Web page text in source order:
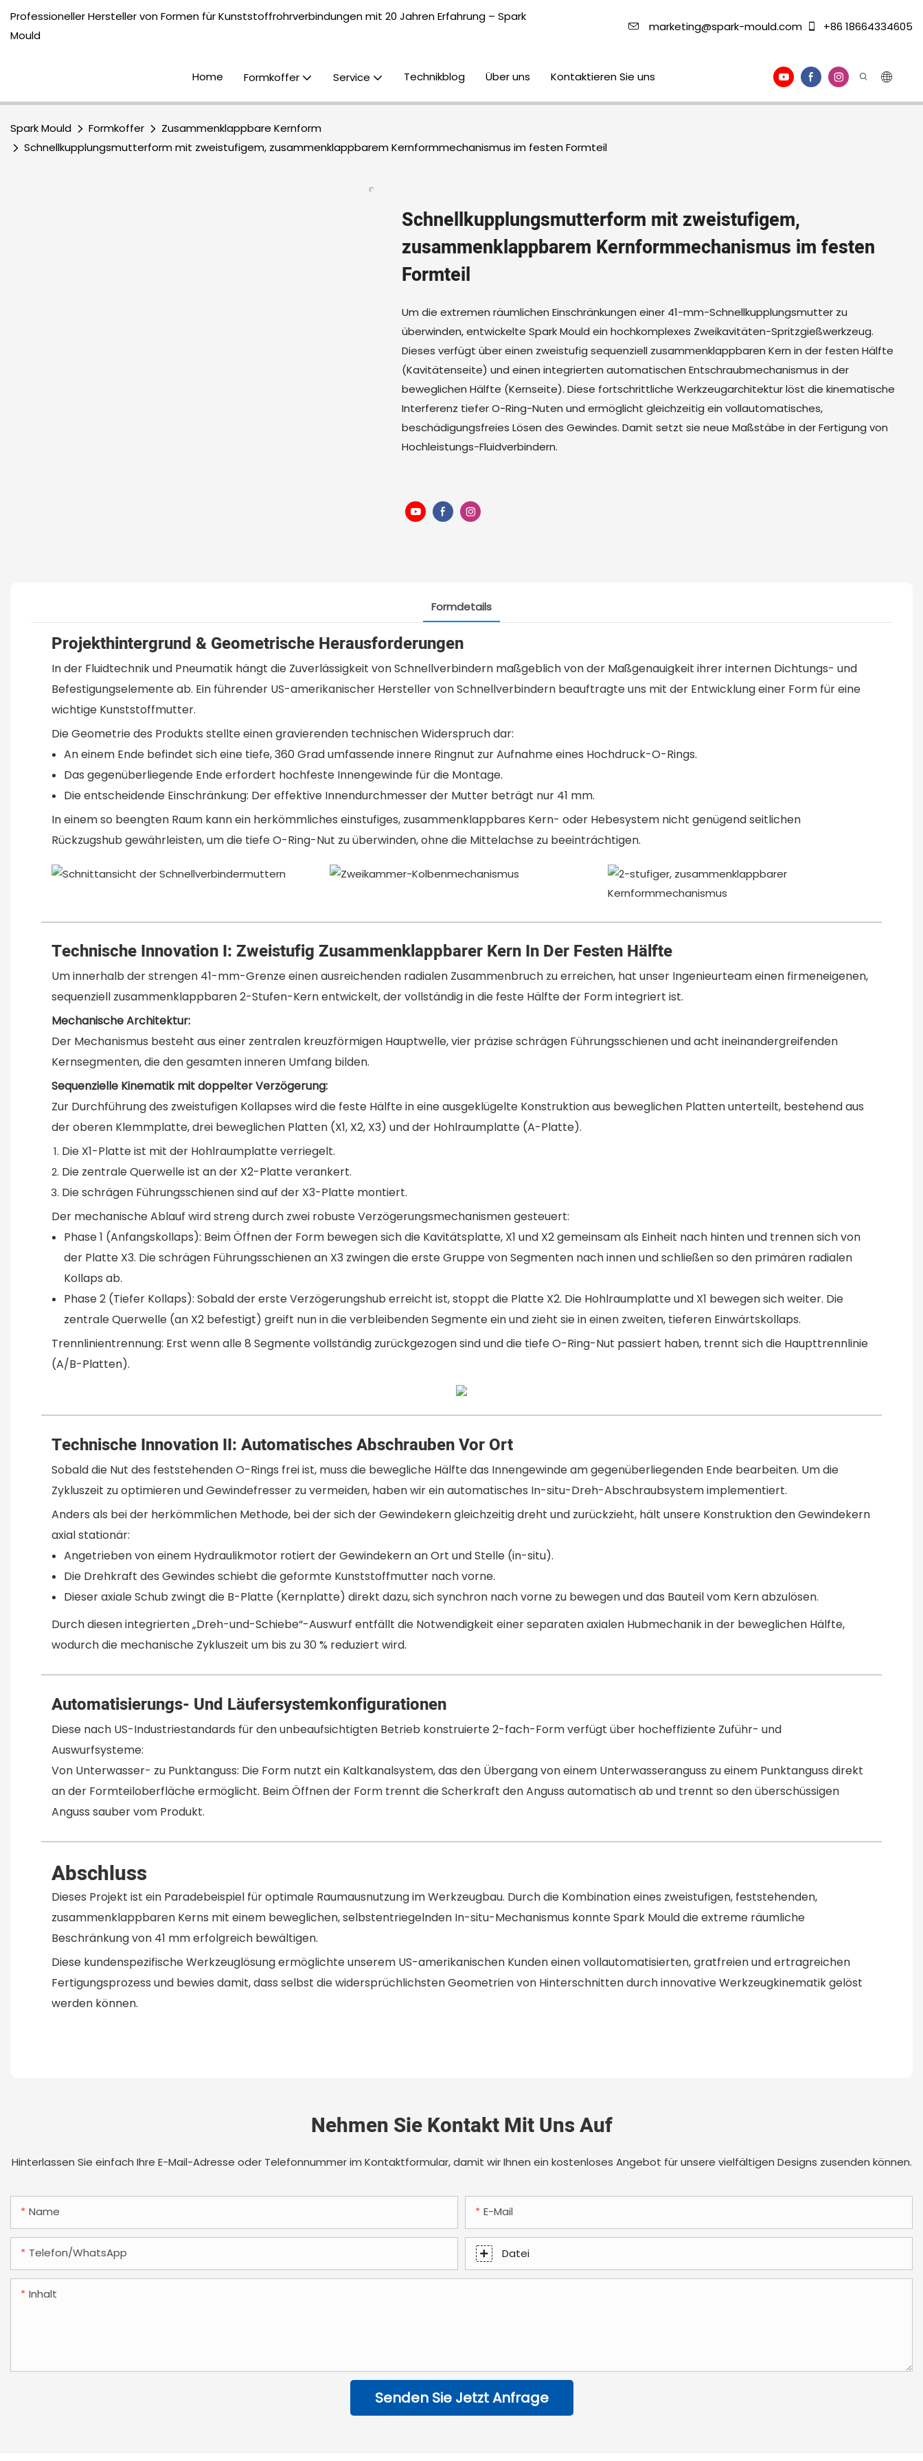
Professioneller Hersteller von Formen für Kunststoffrohrverbindungen mit 20 Jahren Erfahrung – Spark
Mould
marketing@spark-mould.com +86 18664334605
Home Formkoffer Service Technikblog Über uns Kontaktieren Sie uns
Spark Mould Formkoffer
Zusammenklappbare Kernform
Schnellkupplungsmutterform mit zweistufigem, zusammenklappbarem Kernformmechanismus im festen Formteil
Schnellkupplungsmutterform mit zweistufigem,
zusammenklappbarem Kernformmechanismus im festen
Formteil
Um die extremen räumlichen Einschränkungen einer 41-mm-Schnellkupplungsmutter zu
überwinden, entwickelte Spark Mould ein hochkomplexes Zweikavitäten-Spritzgießwerkzeug.
Dieses verfügt über einen zweistufig sequenziell zusammenklappbaren Kern in der festen Hälfte
(Kavitätenseite) und einen integrierten automatischen Entschraubmechanismus in der
beweglichen Hälfte (Kernseite). Diese fortschrittliche Werkzeugarchitektur löst die kinematische
Interferenz tiefer O-Ring-Nuten und ermöglicht gleichzeitig ein vollautomatisches,
beschädigungsfreies Lösen des Gewindes. Damit setzt sie neue Maßstäbe in der Fertigung von
Hochleistungs-Fluidverbindern.
Formdetails
Projekthintergrund & Geometrische Herausforderungen
In der Fluidtechnik und Pneumatik hängt die Zuverlässigkeit von Schnellverbindern maßgeblich von der Maßgenauigkeit ihrer internen Dichtungs- und
Befestigungselemente ab. Ein führender US-amerikanischer Hersteller von Schnellverbindern beauftragte uns mit der Entwicklung einer Form für eine
wichtige Kunststoffmutter.
Die Geometrie des Produkts stellte einen gravierenden technischen Widerspruch dar:
An einem Ende befindet sich eine tiefe, 360 Grad umfassende innere Ringnut zur Aufnahme eines Hochdruck-O-Rings.
Das gegenüberliegende Ende erfordert hochfeste Innengewinde für die Montage.
Die entscheidende Einschränkung: Der effektive Innendurchmesser der Mutter beträgt nur 41 mm.
In einem so beengten Raum kann ein herkömmliches einstufiges, zusammenklappbares Kern- oder Hebesystem nicht genügend seitlichen
Rückzugshub gewährleisten, um die tiefe O-Ring-Nut zu überwinden, ohne die Mittelachse zu beeinträchtigen.
Technische Innovation I: Zweistufig Zusammenklappbarer Kern In Der Festen Hälfte
Um innerhalb der strengen 41-mm-Grenze einen ausreichenden radialen Zusammenbruch zu erreichen, hat unser Ingenieurteam einen firmeneigenen,
sequenziell zusammenklappbaren 2-Stufen-Kern entwickelt, der vollständig in die feste Hälfte der Form integriert ist.
Mechanische Architektur:
Der Mechanismus besteht aus einer zentralen kreuzförmigen Hauptwelle, vier präzise schrägen Führungsschienen und acht ineinandergreifenden
Kernsegmenten, die den gesamten inneren Umfang bilden.
Sequenzielle Kinematik mit doppelter Verzögerung:
Zur Durchführung des zweistufigen Kollapses wird die feste Hälfte in eine ausgeklügelte Konstruktion aus beweglichen Platten unterteilt, bestehend aus
der oberen Klemmplatte, drei beweglichen Platten (X1, X2, X3) und der Hohlraumplatte (A-Platte).
Die X1-Platte ist mit der Hohlraumplatte verriegelt.
Die zentrale Querwelle ist an der X2-Platte verankert.
Die schrägen Führungsschienen sind auf der X3-Platte montiert.
Der mechanische Ablauf wird streng durch zwei robuste Verzögerungsmechanismen gesteuert:
Phase 1 (Anfangskollaps): Beim Öffnen der Form bewegen sich die Kavitätsplatte, X1 und X2 gemeinsam als Einheit nach hinten und trennen sich von
der Platte X3. Die schrägen Führungsschienen an X3 zwingen die erste Gruppe von Segmenten nach innen und schließen so den primären radialen
Kollaps ab.
Phase 2 (Tiefer Kollaps): Sobald der erste Verzögerungshub erreicht ist, stoppt die Platte X2. Die Hohlraumplatte und X1 bewegen sich weiter. Die
zentrale Querwelle (an X2 befestigt) greift nun in die verbleibenden Segmente ein und zieht sie in einen zweiten, tieferen Einwärtskollaps.
Trennlinientrennung: Erst wenn alle 8 Segmente vollständig zurückgezogen sind und die tiefe O-Ring-Nut passiert haben, trennt sich die Haupttrennlinie
(A/B-Platten).
Technische Innovation II: Automatisches Abschrauben Vor Ort
Sobald die Nut des feststehenden O-Rings frei ist, muss die bewegliche Hälfte das Innengewinde am gegenüberliegenden Ende bearbeiten. Um die
Zykluszeit zu optimieren und Gewindefresser zu vermeiden, haben wir ein automatisches In-situ-Dreh-Abschraubsystem implementiert.
Anders als bei der herkömmlichen Methode, bei der sich der Gewindekern gleichzeitig dreht und zurückzieht, hält unsere Konstruktion den Gewindekern
axial stationär:
Angetrieben von einem Hydraulikmotor rotiert der Gewindekern an Ort und Stelle (in-situ).
Die Drehkraft des Gewindes schiebt die geformte Kunststoffmutter nach vorne.
Dieser axiale Schub zwingt die B-Platte (Kernplatte) direkt dazu, sich synchron nach vorne zu bewegen und das Bauteil vom Kern abzulösen.
Durch diesen integrierten „Dreh-und-Schiebe“-Auswurf entfällt die Notwendigkeit einer separaten axialen Hubmechanik in der beweglichen Hälfte,
wodurch die mechanische Zykluszeit um bis zu 30 % reduziert wird.
Automatisierungs- Und Läufersystemkonfigurationen
Diese nach US-Industriestandards für den unbeaufsichtigten Betrieb konstruierte 2-fach-Form verfügt über hocheffiziente Zuführ- und
Auswurfsysteme:
Von Unterwasser- zu Punktanguss: Die Form nutzt ein Kaltkanalsystem, das den Übergang von einem Unterwasseranguss zu einem Punktanguss direkt
an der Formteiloberfläche ermöglicht. Beim Öffnen der Form trennt die Scherkraft den Anguss automatisch ab und trennt so den überschüssigen
Anguss sauber vom Produkt.
Abschluss
Dieses Projekt ist ein Paradebeispiel für optimale Raumausnutzung im Werkzeugbau. Durch die Kombination eines zweistufigen, feststehenden,
zusammenklappbaren Kerns mit einem beweglichen, selbstentriegelnden In-situ-Mechanismus konnte Spark Mould die extreme räumliche
Beschränkung von 41 mm erfolgreich bewältigen.
Diese kundenspezifische Werkzeuglösung ermöglichte unserem US-amerikanischen Kunden einen vollautomatisierten, gratfreien und ertragreichen
Fertigungsprozess und bewies damit, dass selbst die widersprüchlichsten Geometrien von Hinterschnitten durch innovative Werkzeugkinematik gelöst
werden können.
Nehmen Sie Kontakt Mit Uns Auf
Hinterlassen Sie einfach Ihre E-Mail-Adresse oder Telefonnummer im Kontaktformular, damit wir Ihnen ein kostenloses Angebot für unsere vielfältigen Designs zusenden können.
Name E-Mail
Telefon/WhatsApp Datei
Inhalt
Senden Sie Jetzt Anfrage